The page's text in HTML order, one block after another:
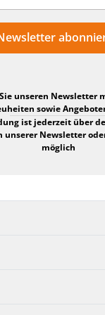
1
24
unseren Newsletter
sowie
ist jederzeit über
unserer Newsletter
möglich